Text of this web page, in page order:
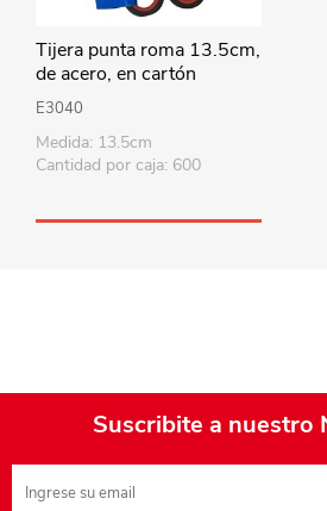
Tijera punta roma 13.5cm,
de acero, en cartón
E3040
Medida: 13.5cm
Cantidad por caja: 600
Suscribite a nuestro